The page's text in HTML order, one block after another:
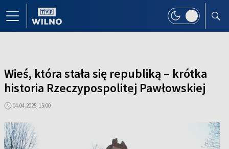
Wieś, która stała się republiką – krótka
historia Rzeczypospolitej Pawłowskiej
04.04.2025, 15:00